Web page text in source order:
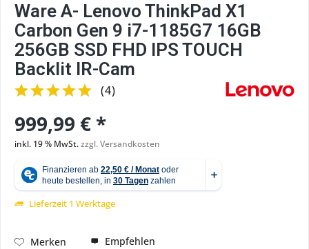
Ware A- Lenovo ThinkPad X1
Carbon Gen 9 i7-1185G7 16GB
256GB SSD FHD IPS TOUCH
Backlit IR-Cam
(4)
999,99 € *
inkl. 19 % MwSt.zzgl. Versandkosten
Lieferzeit 1 Werktage
Merken Empfehlen